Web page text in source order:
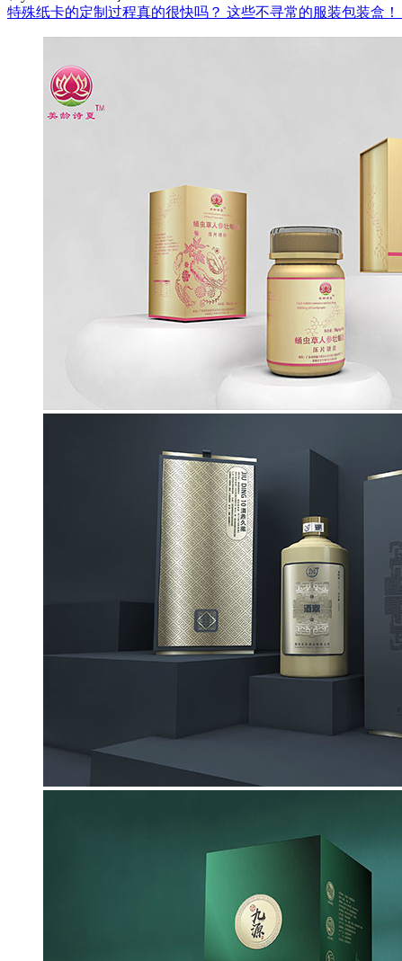
特殊纸卡的定制过程真的很快吗？ 这些不寻常的服装包装盒！